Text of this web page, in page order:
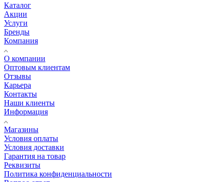
Каталог
Акции
Услуги
Бренды
Компания
О компании
Оптовым клиентам
Отзывы
Карьера
Контакты
Наши клиенты
Информация
Магазины
Условия оплаты
Условия доставки
Гарантия на товар
Реквизиты
Политика конфиденциальности